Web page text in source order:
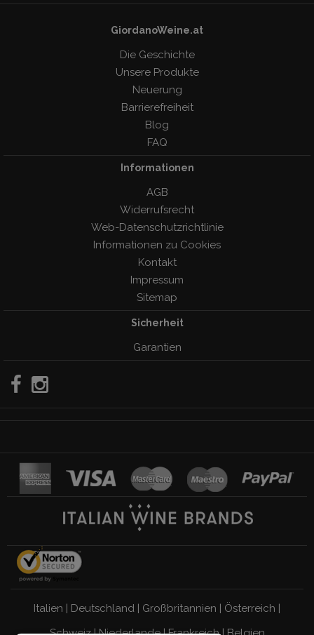
GiordanoWeine.at
Die Geschichte
Unsere Produkte
Neuerung
Barrierefreiheit
Blog
FAQ
Informationen
AGB
Widerrufsrecht
Web-Datenschutzrichtlinie
Informationen zu Cookies
Kontakt
Impressum
Sitemap
Sicherheit
Garantien
Italien | Deutschland | Großbritannien | Österreich |